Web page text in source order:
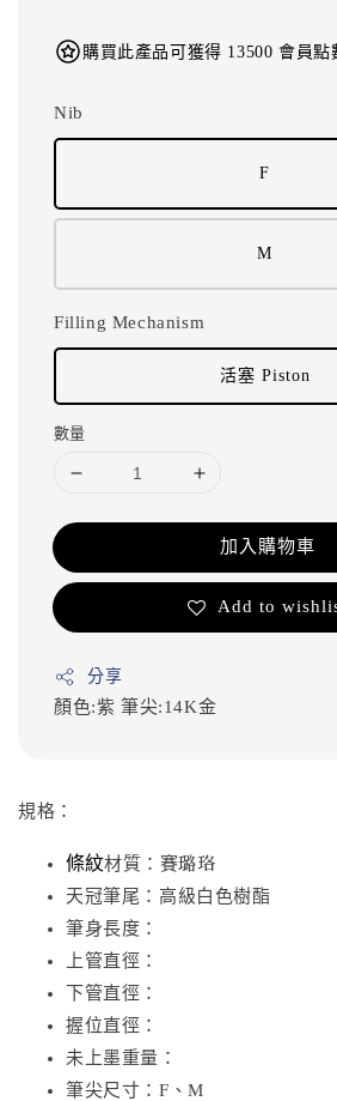
購買此產品可獲得 13500 會員點
Nib
F
M
Filling Mechanism
活塞 Piston
數量
加入購物車
Add to
分享
顏色:紫 筆尖:14K金
規格：
條紋材質：賽璐珞
天冠筆尾：高級白色樹酯
筆身長度：
上管直徑：
下管直徑：
握位直徑：
未上墨重量：
筆尖尺寸：F、M